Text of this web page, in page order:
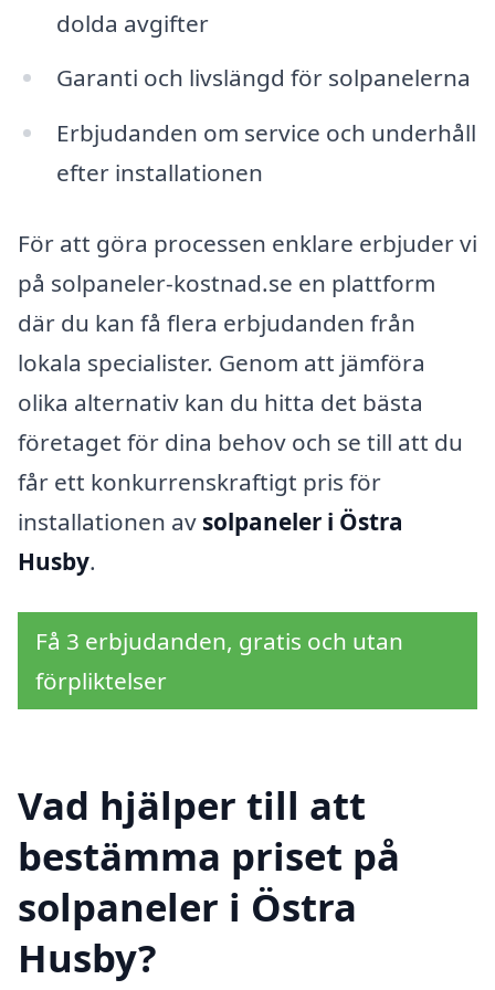
dolda avgifter
Garanti och livslängd för solpanelerna
Erbjudanden om service och underhåll
efter installationen
För att göra processen enklare erbjuder vi
på solpaneler-kostnad.se en plattform
där du kan få flera erbjudanden från
lokala specialister. Genom att jämföra
olika alternativ kan du hitta det bästa
företaget för dina behov och se till att du
får ett konkurrenskraftigt pris för
installationen av solpaneler i Östra
Husby.
Få 3 erbjudanden, gratis och utan
förpliktelser
Vad hjälper till att
bestämma priset på
solpaneler i Östra
Husby?